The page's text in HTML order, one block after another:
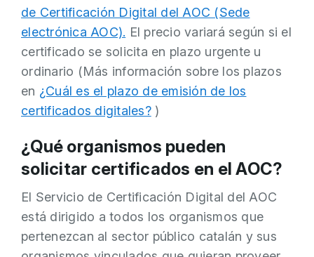
de Certificación Digital del AOC (Sede
electrónica AOC). El precio variará según si el
certificado se solicita en plazo urgente u
ordinario (Más información sobre los plazos
en ¿Cuál es el plazo de emisión de los
certificados digitales?)
¿Qué organismos pueden
solicitar certificados en el AOC?
El Servicio de Certificación Digital del AOC
está dirigido a todos los organismos que
pertenezcan al sector público catalán y sus